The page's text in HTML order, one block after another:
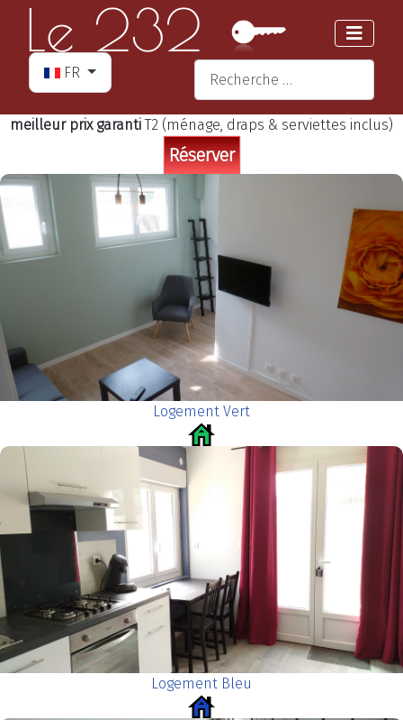
Sélectionnez votre langue
FR Valider
meilleur prix garantiT2 (ménage, draps & serviettes inclus)
Logement Vert
Logement Bleu